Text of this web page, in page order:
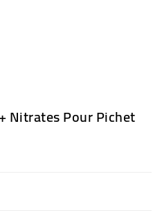
Nitrates Pour Pichet